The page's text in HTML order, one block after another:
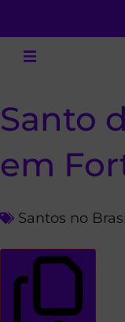
Santo
em
Santos no